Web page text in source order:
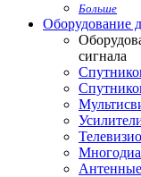
Больше
Оборудование
сигнала